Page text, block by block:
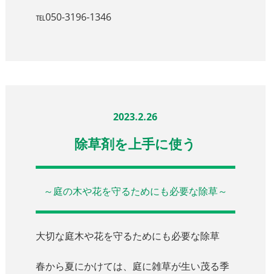
℡050-3196-1346
2023.2.26
除草剤を上手に使う
～庭の木や花を守るためにも必要な除草～
大切な庭木や花を守るためにも必要な除草
春から夏にかけては、庭に雑草が生い茂る季